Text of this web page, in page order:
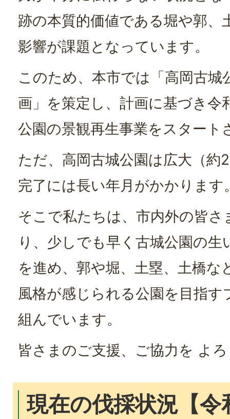
跡の本質的価値である堀や郭、
影響が課題となっています。
このため、本市では「高岡古城
画」を策定し、計画に基づき令
公園の景観再生事業をスタート
ただ、高岡古城公園は広大（約
完了には長い年月がかかります
そこで私たちは、市内外の皆さ
り、少しでも早く古城公園の生
を進め、郭や堀、土塁、土橋な
風格が感じられる公園を目指
組んでいます。
皆さまのご支援、ご協力を よ
現在の伐採状況【